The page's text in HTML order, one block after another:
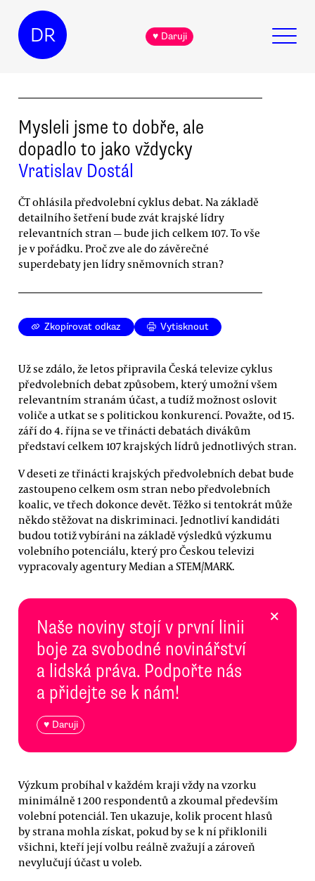
DR ♥ Daruji
Mysleli jsme to dobře, ale
dopadlo to jako vždycky
Vratislav Dostál
ČT ohlásila předvolební cyklus debat. Na základě
detailního šetření bude zvát krajské lídry
relevantních stran — bude jich celkem 107. To vše
je v pořádku. Proč zve ale do závěrečné
superdebaty jen lídry sněmovních stran?
Zkopírovat odkaz Vytisknout
Už se zdálo, že letos připravila Česká televize cyklus
předvolebních debat způsobem, který umožní všem
relevantním stranám účast, a tudíž možnost oslovit
voliče a utkat se s politickou konkurencí. Považte, od 15.
září do 4. října se ve třinácti debatách divákům
představí celkem 107 krajských lídrů jednotlivých stran.
V deseti ze třinácti krajských předvolebních debat bude
zastoupeno celkem osm stran nebo předvolebních
koalic, ve třech dokonce devět. Těžko si tentokrát může
někdo stěžovat na diskriminaci. Jednotliví kandidáti
budou totiž vybíráni na základě výsledků výzkumu
volebního potenciálu, který pro Českou televizi
vypracovaly agentury Median a STEM/MARK.
Naše noviny stojí v první linii
boje za svobodné novinářství
a lidská práva. Podpořte nás
a přidejte se k nám!
♥ Daruji
×
Výzkum probíhal v každém kraji vždy na vzorku
minimálně 1 200 respondentů a zkoumal především
volební potenciál. Ten ukazuje, kolik procent hlasů
by strana mohla získat, pokud by se k ní přiklonili
všichni, kteří její volbu reálně zvažují a zároveň
nevylučují účast u voleb.